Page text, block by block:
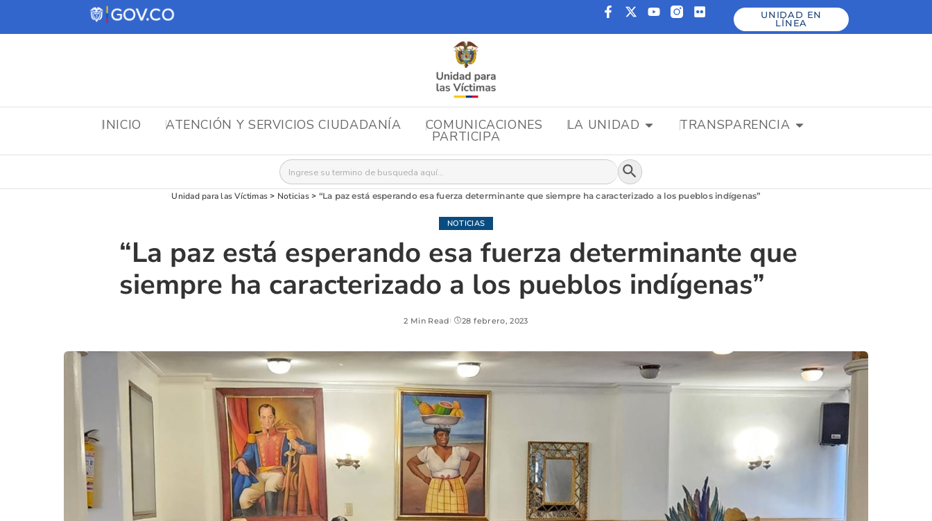
UNIDAD EN
LÍNEA
INICIO ATENCIÓN Y SERVICIOS CIUDADANÍA COMUNICACIONES LA UNIDAD TRANSPARENCIA
PARTICIPA
Buscar: Botón de búsqueda
Unidad para las Víctimas > Noticias> “La paz está esperando esa fuerza determinante que siempre ha caracterizado a los pueblos indígenas”
NOTICIAS
“La paz está esperando esa fuerza determinante que
siempre ha caracterizado a los pueblos indígenas”
2 Min Read 28 febrero, 2023